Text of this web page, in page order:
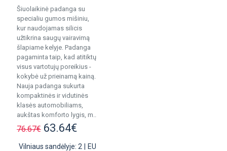
Šiuolaikinė padanga su
specialiu gumos mišiniu,
kur naudojamas silicis
užtikrina saugų vairavimą
šlapiame kelyje. Padanga
pagaminta taip, kad atitiktų
visus vartotujų poreikius -
kokybė už prieinamą kainą.
Nauja padanga sukurta
kompaktinės ir vidutinės
klasės automobiliams,
aukštas komforto lygis, m..
76.67€ 63.64€
Vilniaus sandėlyje: 2
EU